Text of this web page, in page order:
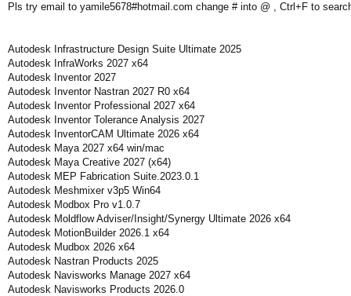
Pls try email to yamile5678#hotmail.com change # into @ , Ctrl+F to
Autodesk Infrastructure Design Suite Ultimate 2025
Autodesk InfraWorks 2027 x64
Autodesk Inventor 2027
Autodesk Inventor Nastran 2027 R0 x64
Autodesk Inventor Professional 2027 x64
Autodesk Inventor Tolerance Analysis 2027
Autodesk InventorCAM Ultimate 2026 x64
Autodesk Maya 2027 x64 win/mac
Autodesk Maya Creative 2027 (x64)
Autodesk MEP Fabrication Suite.2023.0.1
Autodesk Meshmixer v3p5 Win64
Autodesk Modbox Pro v1.0.7
Autodesk Moldflow Adviser/Insight/Synergy Ultimate 2026 x64
Autodesk MotionBuilder 2026.1 x64
Autodesk Mudbox 2026 x64
Autodesk Nastran Products 2025
Autodesk Navisworks Manage 2027 x64
Autodesk Navisworks Products 2026.0